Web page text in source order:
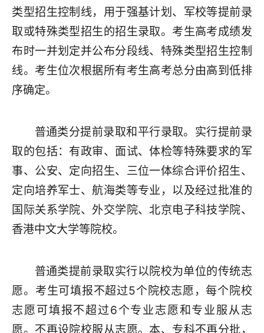
类型招生控制线，用于强基计划、军校等提前录
取或特殊类型招生的招生录取。考生高考成绩发
布时一并划定并公布分段线、特殊类型招生控制
线。考生位次根据所有考生高考总分由高到低排
序确定。
普通类分提前录取和平行录取。实行提前录
取的包括：有政审、面试、体检等特殊要求的军
事、公安、定向招生、三位一体综合评价招生、
定向培养军士、航海类等专业，以及经过批准的
国际关系学院、外交学院、北京电子科技学院、
香港中文大学等院校。
普通类提前录取实行以院校为单位的传统志
愿。考生可填报不超过5个院校志愿，每个院校
志愿可填报不超过6个专业志愿和专业服从志
愿。不再设院校服从志愿。本、专科不再分批，